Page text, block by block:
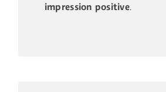
impression positive.